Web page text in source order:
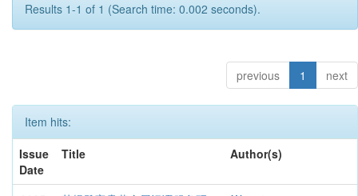
Results 1-1 of 1 (Search time: 0.002 seconds).
previous 1 next
Item hits:
Issue
Date
Title Author(s)